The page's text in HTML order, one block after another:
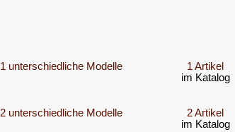
1 unterschiedliche Modelle
1 Artikel
im Katalog
2 unterschiedliche Modelle
2 Artikel
im Katalog